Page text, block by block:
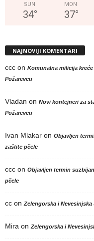
SUN
34°
MON
37°
NAJNOVIJI KOMENTARI
ccc on Komunalna milicija
Požarevcu
Vladan on Novi kontejneri za
Požarevcu
Ivan Mlakar on Objavljen
zaštite pčele
ccc on Objavljen termin
pčele
cc on Zelengorska i
Mira on Zelengorska i